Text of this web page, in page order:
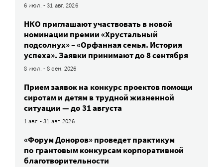
6 июл. - 31 авг. 2026
НКО приглашают участвовать в новой
номинации премии «Хрустальный
подсолнух» – «Орфанная семья. История
успеха». Заявки принимают до 8 сентября
8 июл. - 8 сен. 2026
Прием заявок на конкурс проектов помощи
сиротам и детям в трудной жизненной
ситуации — до 31 августа
1 авг. - 31 авг. 2026
«Форум Доноров» проведет практикум
по грантовым конкурсам корпоративной
благотворительности